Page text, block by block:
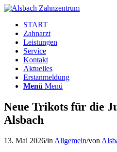
START
Zahnarzt
Leistungen
Service
Kontakt
Aktuelles
Erstanmeldung
Menü Menü
Neue Trikots für die
Alsbach
13. Mai 2026/in Allgemein/von